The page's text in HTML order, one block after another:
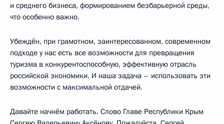
и среднего бизнеса, формированием безбарьерной среды,
что особенно важно.
Убеждён, при грамотном, заинтересованном, современном
подходе у нас есть все возможности для превращения
туризма в конкурентоспособную, эффективную отрасль
российской экономики. И наша задача – использовать эти
возможности с максимальной отдачей.
Давайте начнём работать. Слово Главе Республики Крым